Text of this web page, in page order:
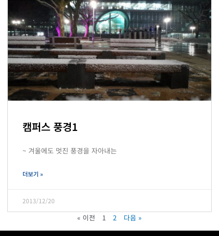
캠퍼스 풍경1
~ 겨울에도 멋진 풍경을 자아내는
더보기 »
2013/12/20
« 이전 1 2 다음 »